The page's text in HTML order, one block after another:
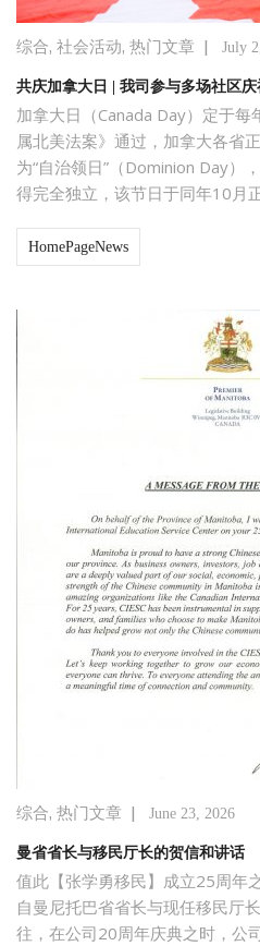
综合, 社会活动, 热门文章 | July
共庆加拿大日 | 我司参与多场社区
加拿大日（Canada Day）定于
属北美法案》通过，加拿大各省
为“自治领日”（Dominion Day）
得完全独立，该节日于同年10月
HomePageNews
综合, 热门文章 | June 23, 2026
曼省省长与移民厅长的贺信和讲话
值此【张学勇移民】成立25周年
自曼尼托巴省省长与现任移民厅
往，在公司20周年庆典之时，公